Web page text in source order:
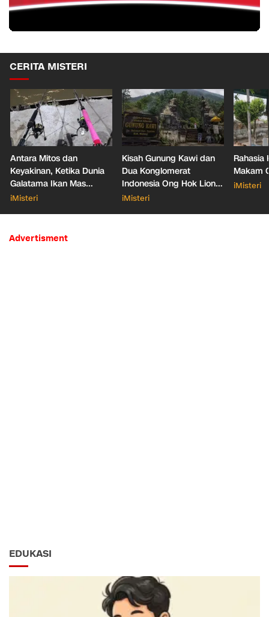
CERITA MISTERI
Antara Mitos dan
Keyakinan, Ketika Dunia
Galatama Ikan Mas
Bersentuhan dengan Hal
iMisteri
Kisah Gunung Kawi dan
Dua Konglomerat
Indonesia Ong Hok Liong
hingga Liem Sioe Liong
iMisteri
Rahasia
Makam
iMisteri
Advertisment
EDUKASI